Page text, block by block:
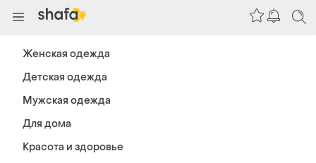
Женская одежда
Детская одежда
Мужская одежда
Для дома
Красота и здоровье